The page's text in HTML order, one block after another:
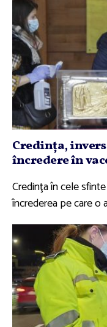
Credinţa,
încredere în
Credinţa în cele
încrederea pe care o